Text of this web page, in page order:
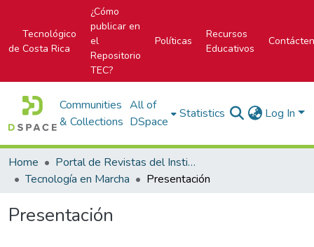
Tecnológico
de Costa Rica
¿Cómo
publicar en
el
Repositorio
TEC?
Políticas
Recursos
Educativos
Communities
& Collections
All of
DSpace
Statistics Log In
Home
Portal de Revistas del Instituto Tecnológico de Costa Rica
Tecnología en Marcha
Presentación
Presentación